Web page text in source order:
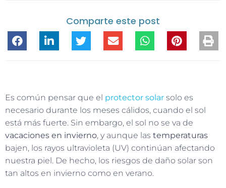
Comparte este post
Es común pensar que el protector solar solo es
necesario durante los meses cálidos, cuando el sol
está más fuerte. Sin embargo, el sol no se va de
vacaciones en invierno, y aunque las temperaturas
bajen, los rayos ultravioleta (UV) continúan afectando
nuestra piel. De hecho, los riesgos de daño solar son
tan altos en invierno como en verano.